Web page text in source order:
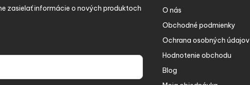
zasielať informácie o nových produktoch
O nás
Obchodné podmienky
Ochrana osobných údajov
Hodnotenie obchodu
Blog